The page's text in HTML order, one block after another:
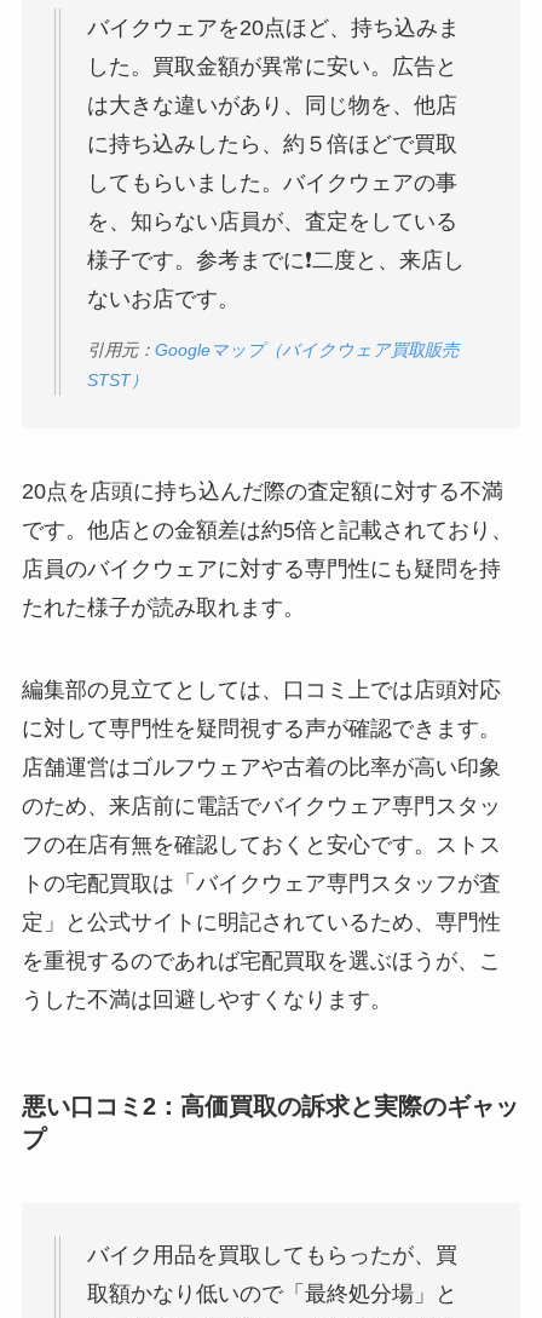
バイクウェアを20点ほど、持ち込みま
した。買取金額が異常に安い。広告と
は大きな違いがあり、同じ物を、他店
に持ち込みしたら、約５倍ほどで買取
してもらいました。バイクウェアの事
を、知らない店員が、査定をしている
様子です。参考までに❗二度と、来店し
ないお店です。
引用元： Googleマップ（バイクウェア買取販売
STST）
20点を店頭に持ち込んだ際の査定額に対する不満
です。他店との金額差は約5倍と記載されており、
店員のバイクウェアに対する専門性にも疑問を持
たれた様子が読み取れます。
編集部の見立てとしては、口コミ上では店頭対応
に対して専門性を疑問視する声が確認できます。
店舗運営はゴルフウェアや古着の比率が高い印象
のため、来店前に電話でバイクウェア専門スタッ
フの在店有無を確認しておくと安心です。ストス
トの宅配買取は「バイクウェア専門スタッフが査
定」と公式サイトに明記されているため、専門性
を重視するのであれば宅配買取を選ぶほうが、こ
うした不満は回避しやすくなります。
悪い口コミ2：高価買取の訴求と実際のギャッ
プ
バイク用品を買取してもらったが、買
取額かなり低いので「最終処分場」と